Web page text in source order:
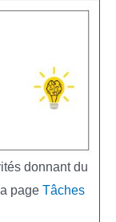
donnant du
page Tâches